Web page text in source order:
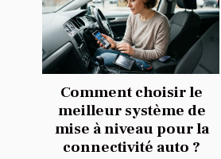
Comment choisir le
meilleur système de
mise à niveau pour la
connectivité auto ?